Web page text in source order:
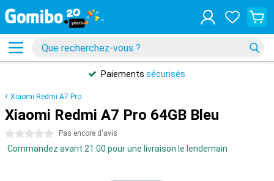
Paiements sécurisés
Xiaomi Redmi A7 Pro
Xiaomi Redmi A7 Pro 64GB Bleu
0 étoiles Pas encore d'avis
Commandez avant 21:00 pour une livraison le lendemain